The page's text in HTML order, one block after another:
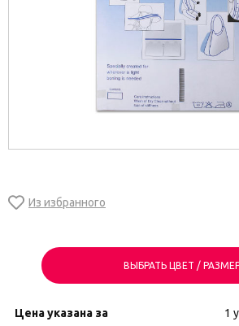
ВЫБРАТЬ ЦВЕТ /
Цена указана за
1